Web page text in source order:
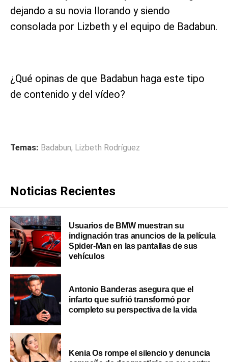
dejando a su novia llorando y siendo
consolada por Lizbeth y el equipo de Badabun.
¿Qué opinas de que Badabun haga este tipo
de contenido y del vídeo?
Temas: Badabun, Lizbeth Rodríguez
Noticias Recientes
Usuarios de BMW muestran su
indignación tras anuncios de la película
Spider-Man en las pantallas de sus
vehículos
Antonio Banderas asegura que el
infarto que sufrió transformó por
completo su perspectiva de la vida
Kenia Os rompe el silencio y denuncia